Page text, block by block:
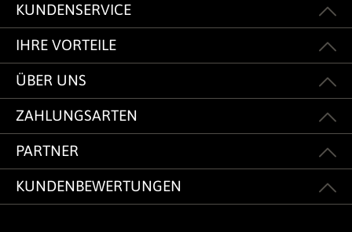
KUNDENSERVICE
IHRE VORTEILE
ÜBER UNS
ZAHLUNGSARTEN
PARTNER
KUNDENBEWERTUNGEN